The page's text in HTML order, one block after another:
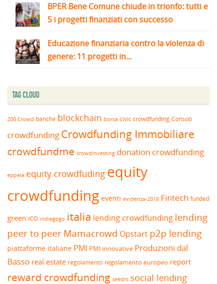
BPER Bene Comune chiude in trionfo: tutti e
5 i progetti finanziati con successo
Educazione finanziaria contro la violenza di
genere: 11 progetti in...
Tag Cloud
200 Crowd banche blockchain borsa civic crowdfunding Consob
crowdfunding Crowdfunding Immobiliare
crowdfundme crowdinvesting donation crowdfunding
eppela equity crowdfuding equity
crowdfunding eventi evidenza-2018 Fintech funded
green ICO indiegogo italia lending crowdfunding lending
peer to peerMamacrowd Opstart p2p lending
piattaforme italiane PMI PMI innovative Produzioni dal
Basso real estate regolamento regolamento europeo report
reward crowdfunding seedrs social lending